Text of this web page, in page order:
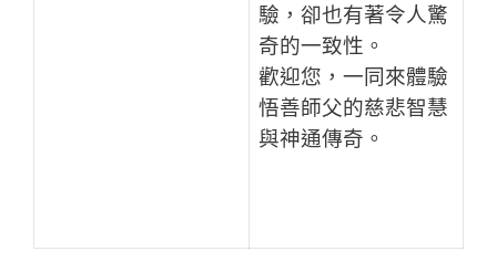
驗，卻也有著令人驚
奇的一致性。
歡迎您，一同來體驗
悟善師父的慈悲智慧
與神通傳奇。